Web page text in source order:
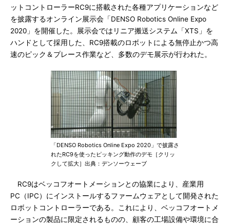
ットコントローラーRC9に搭載された各種アプリケーションなど
を披露するオンライン展示会「DENSO Robotics Online Expo
2020」を開催した。展示会ではリニア搬送システム「XTS」を
ハンドとして採用した、RC9搭載のロボットによる無停止かつ高
速のピック＆プレース作業など、多数のデモ展示が行われた。
「DENSO Robotics Online Expo 2020」で披露さ
れたRC9を使ったピッキング動作のデモ［クリッ
クして拡大］出典：デンソーウェーブ
RC9はベッコフオートメーションとの協業により、産業用
PC（IPC）にインストールするファームウェアとして開発された
ロボットコントローラーである。これにより、ベッコフオートメ
ーションの製品に限定されるものの、顧客の工場設備や環境に合